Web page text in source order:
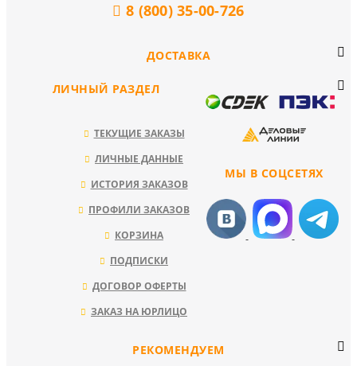
8 (800) 35-00-726
ДОСТАВКА
МЫ В СОЦСЕТЯХ
ЛИЧНЫЙ РАЗДЕЛ
ТЕКУЩИЕ ЗАКАЗЫ
ЛИЧНЫЕ ДАННЫЕ
ИСТОРИЯ ЗАКАЗОВ
ПРОФИЛИ ЗАКАЗОВ
КОРЗИНА
ПОДПИСКИ
ДОГОВОР ОФЕРТЫ
ЗАКАЗ НА ЮРЛИЦО
РЕКОМЕНДУЕМ